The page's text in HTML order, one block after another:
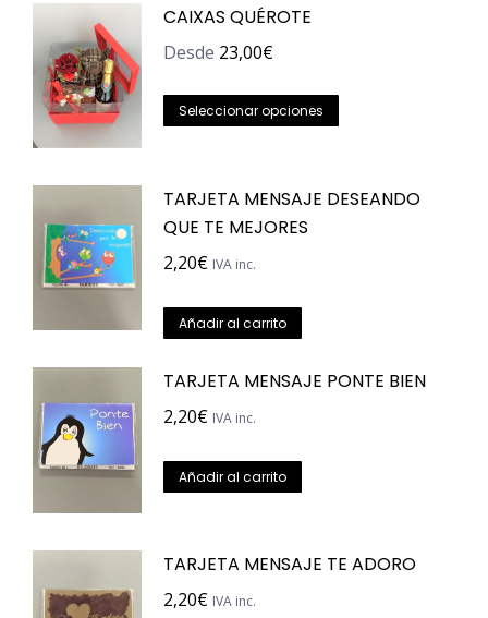
CAIXAS QUÉROTE
Desde 23,00€
Seleccionar opciones
múltiples
elegir
TARJETA MENSAJE DESEANDO
QUE TE MEJORES
2,20€ IVA inc.
Añadir al carrito
TARJETA MENSAJE PONTE BIEN
2,20€ IVA inc.
Añadir al carrito
TARJETA MENSAJE TE ADORO
2,20€ IVA inc.